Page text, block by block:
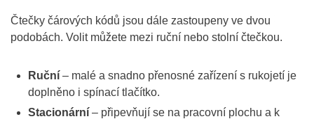
Čtečky čárových kódů jsou dále zastoupeny ve dvou
podobách. Volit můžete mezi ruční nebo stolní čtečkou.
Ruční – malé a snadno přenosné zařízení s rukojetí je
doplněno i spínací tlačítko.
Stacionární – připevňují se na pracovní plochu a k